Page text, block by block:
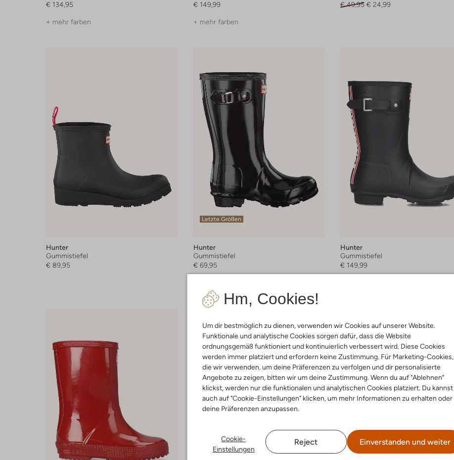
Hm, Cookies!
Um dir bestmöglich zu dienen, verwenden wir Cookies auf unserer Website.
Funktionale und analytische Cookies sorgen dafür, dass die Website
ordnungsgemäß funktioniert und kontinuierlich verbessert wird. Diese Cookies
werden immer platziert und erfordern keine Zustimmung. Für Marketing-Cookies,
die wir verwenden, um deine Präferenzen zu verfolgen und dir personalisierte
Angebote zu zeigen, bitten wir um deine Zustimmung. Wenn du auf "Ablehnen"
klickst, werden nur die funktionalen und analytischen Cookies platziert. Du kannst
auch auf "Cookie-Einstellungen" klicken, um mehr Informationen zu erhalten oder
deine Präferenzen anzupassen.
Cookie-
Einstellungen
Reject Einverstanden und weiter
€ 134,95
+ mehr farben
€ 149,99
+ mehr farben
€ 49,95 € 24,99
Hunter
Gummistiefel
€ 89,95
Letzte Größen
Hunter
Gummistiefel
€ 69,95
Hunter
Gummistiefel
€ 149,99